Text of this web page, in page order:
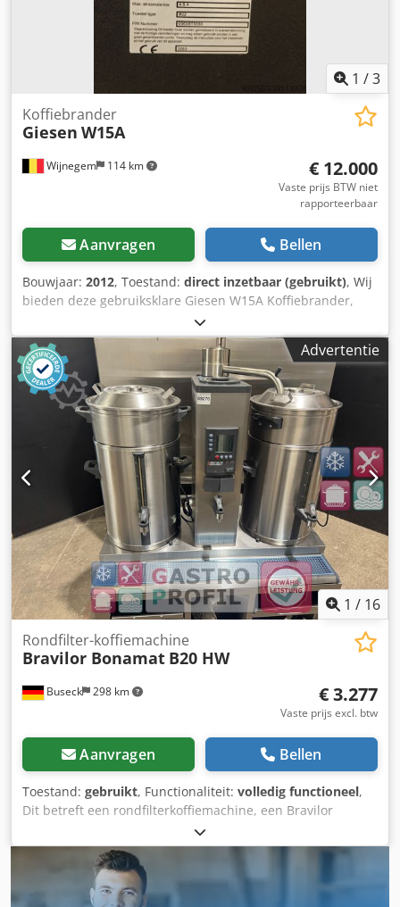
1 /3
Wijnegem 114 km
Koffiebrander
Giesen W15A
€ 12.000
Vaste prijs BTW niet
rapporteerbaar
Aanvragen Bellen
Bouwjaar: 2012, Toestand: direct inzetbaar (gebruikt), Wij
bieden deze gebruiksklare Giesen W15A Koffiebrander,
bouwjaar 2012, aan. Toestel categorie: I3P Gas: G31
Gasdruk: 30-37-50 mbar Maximaal nominaal vermogen: 29
kW Gasverbruik: 1,22 kW Netspanning: 230 V Maximale
stroomsterkte: 4,6 A Toesteltype: B22 Als u vragen heeft of
meer informatie wenst, stuur ons gerust een bericht of bel
ons. Cedpfx Afozc Na Dolerf
Advertentie
1 / 16
Buseck 298 km
Rondfilter-koffiemachine
Bravilor Bonamat B20 HW
€ 3.277
Vaste prijs excl. btw
Aanvragen Bellen
Toestand: gebruikt, Functionaliteit: volledig functioneel,
Dit betreft een rondfilterkoffiemachine, een Bravilor
Bonamat B20 HW. Deze koffiemachine is uitermate
geschikt voor gebruik in grote bedrijven tijdens piekuren,
zoals zorginstellingen, cateringbedrijven, bedrijfskantines,
enz. De B HW-serie is uitgerust met een aparte